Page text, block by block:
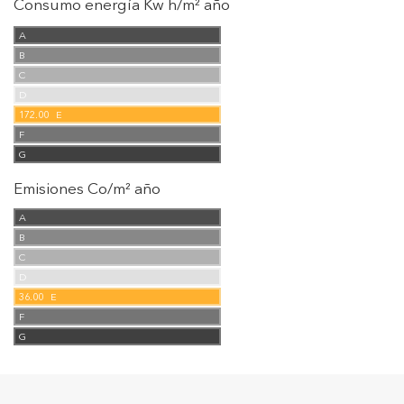
Consumo energía Kw h/m² año
A
B
C
D
172.00
E
F
G
Emisiones Co/m² año
A
B
C
D
36.00
E
F
G